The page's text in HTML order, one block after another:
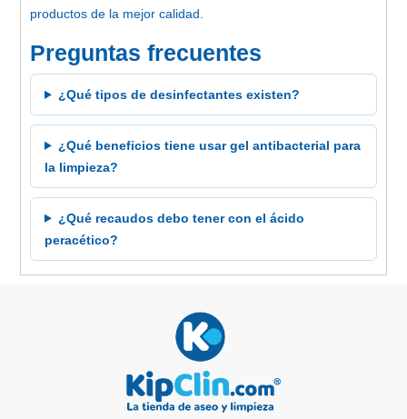
productos de la mejor calidad.
Preguntas frecuentes
¿Qué tipos de desinfectantes existen?
¿Qué beneficios tiene usar gel antibacterial para
la limpieza?
¿Qué recaudos debo tener con el ácido
peracético?